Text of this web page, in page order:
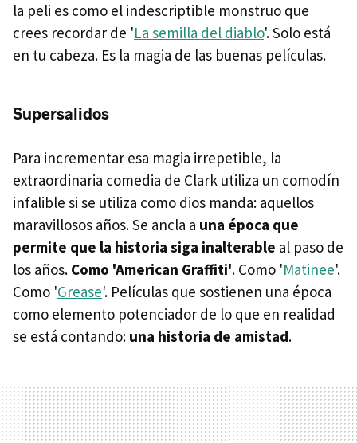
la peli es como el indescriptible monstruo que
crees recordar de 'La semilla del diablo'. Solo está
en tu cabeza. Es la magia de las buenas películas.
Supersalidos
Para incrementar esa magia irrepetible, la
extraordinaria comedia de Clark utiliza un comodín
infalible si se utiliza como dios manda: aquellos
maravillosos años. Se ancla a una época que
permite que la historia siga inalterable al paso de
los años. Como 'American Graffiti'. Como 'Matinee'.
Como 'Grease'. Películas que sostienen una época
como elemento potenciador de lo que en realidad
se está contando: una historia de amistad.